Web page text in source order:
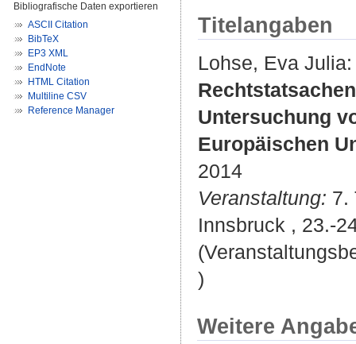
Bibliografische Daten exportieren
ASCII Citation
BibTeX
EP3 XML
EndNote
HTML Citation
Multiline CSV
Reference Manager
Titelangaben
Lohse, Eva Julia:
Untersuchung
Europäischen
2014
Veranstaltung: 7.
Innsbruck , 23.-
)
Weitere